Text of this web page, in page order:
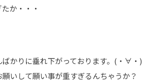
か・・・
かりに垂れ下がっております。(・∀・)
いして願い事が重すぎるんちゃうか？